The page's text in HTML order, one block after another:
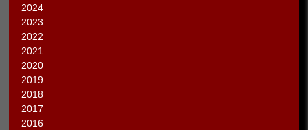
2024
2023
2022
2021
2020
2019
2018
2017
2016